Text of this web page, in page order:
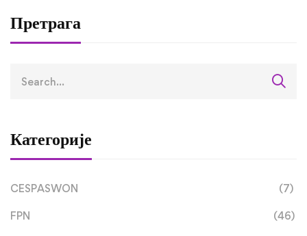
Претрага
Категорије
CESPASWON (7)
FPN (46)